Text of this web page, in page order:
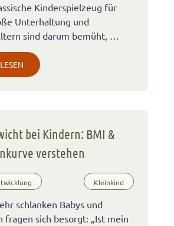
Kinderspielzeug für
Unterhaltung und
sind darum bemüht, …
bei Kindern: BMI &
verstehen
Kleinkind
schlanken Babys und
fragen sich besorgt: „Ist mein